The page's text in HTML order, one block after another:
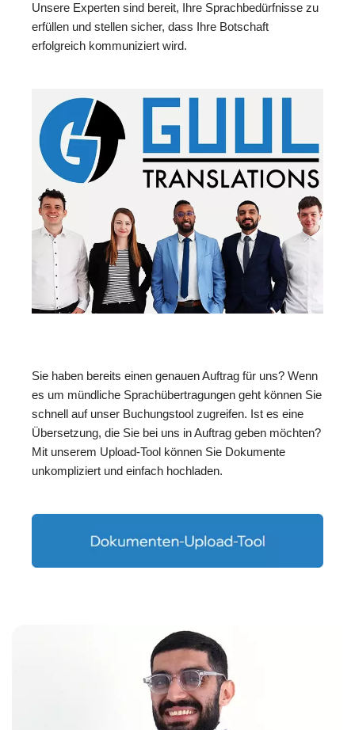
Unsere Experten sind bereit, Ihre Sprachbedürfnisse zu
erfüllen und stellen sicher, dass Ihre Botschaft
erfolgreich kommuniziert wird.
Sie haben bereits einen genauen Auftrag für uns? Wenn
es um mündliche Sprachübertragungen geht können Sie
schnell auf unser Buchungstool zugreifen. Ist es eine
Übersetzung, die Sie bei uns in Auftrag geben möchten?
Mit unserem Upload-Tool können Sie Dokumente
unkompliziert und einfach hochladen.